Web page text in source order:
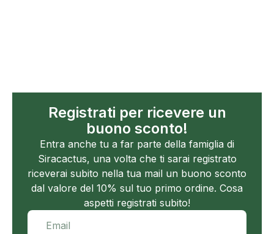
Registrati per ricevere un
buono sconto!
Entra anche tu a far parte della famiglia di
Siracactus, una volta che ti sarai registrato
riceverai subito nella tua mail un buono sconto
dal valore del 10% sul tuo primo ordine. Cosa
aspetti registrati subito!